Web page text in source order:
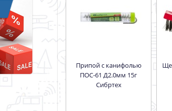
Припой с канифолью
ПОС-61 Д2.0мм 15г
Сибртех
Щетка 4-рядная плоская